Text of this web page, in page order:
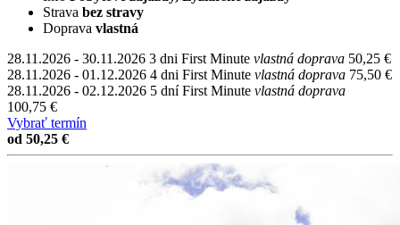
Strava bez stravy
Doprava vlastná
28.11.2026 - 30.11.2026 3 dni First Minute vlastná doprava 50,25 €
28.11.2026 - 01.12.2026 4 dni First Minute vlastná doprava 75,50 €
28.11.2026 - 02.12.2026 5 dní First Minute vlastná doprava
100,75 €
Vybrať termín
od 50,25 €